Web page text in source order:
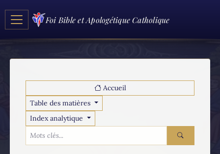
Foi Bible et Apologétique Catholique
Accueil
Table des matières
Index analytique